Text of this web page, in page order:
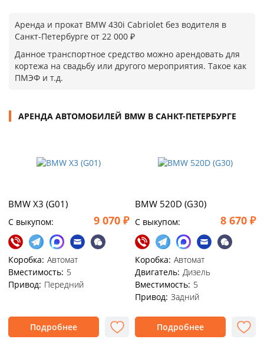
Аренда и прокат BMW 430i Cabriolet без водителя в
Санкт-Петербурге от 22 000 ₽
Данное транспортное средство можно арендовать для
кортежа на свадьбу или другого мероприятия. Такое как
ПМЭФ и т.д.
АРЕНДА АВТОМОБИЛЕЙ BMW В САНКТ-ПЕТЕРБУРГЕ
BMW X3 (G01)
C выкупом: 9 070 ₽
Коробка: Автомат
Вместимость: 5
Привод: Передний
Подробнее
BMW 520D (G30)
C выкупом: 8 670 ₽
Коробка: Автомат
Двигатель: Дизель
Вместимость: 5
Привод: Задний
Подробнее